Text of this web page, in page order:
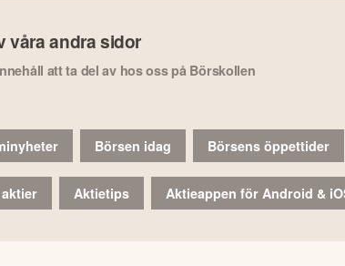
våra andra sidor
att ta del av hos oss på Börskollen
Börsen idag Börsens öppettider
Aktietips Aktieappen för Android &